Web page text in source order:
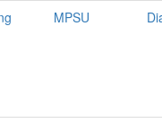
MPSU